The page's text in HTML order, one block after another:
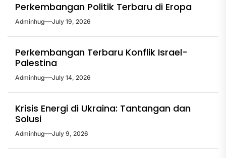
Perkembangan Politik Terbaru di Eropa
Adminhug July 19, 2026
Perkembangan Terbaru Konflik Israel-
Palestina
Adminhug July 14, 2026
Krisis Energi di Ukraina: Tantangan dan
Solusi
Adminhug July 9, 2026